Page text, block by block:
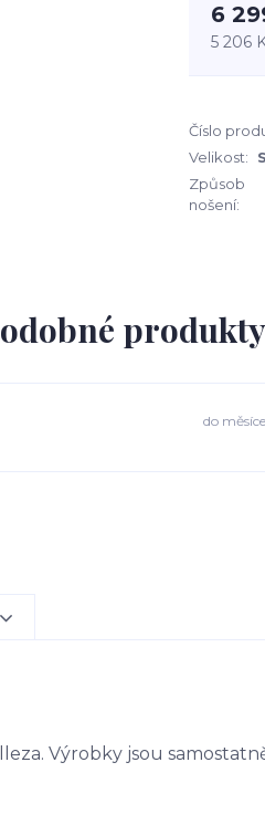
6
5 206
Číslo
Velikost:
Způsob
nošení:
produkty
do měsíce
Výrobky jsou